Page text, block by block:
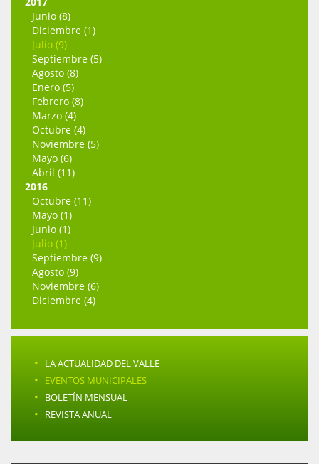
Junio (8)
Diciembre (1)
Julio (9)
Septiembre (5)
Agosto (8)
Enero (5)
Febrero (8)
Marzo (4)
Octubre (4)
Noviembre (5)
Mayo (6)
Abril (11)
2016
Octubre (11)
Mayo (1)
Junio (1)
Julio (1)
Septiembre (9)
Agosto (9)
Noviembre (6)
Diciembre (4)
· LA ACTUALIDAD DEL VALLE
· EVENTOS MUNICIPALES
· BOLETÍN MENSUAL
· REVISTA ANUAL